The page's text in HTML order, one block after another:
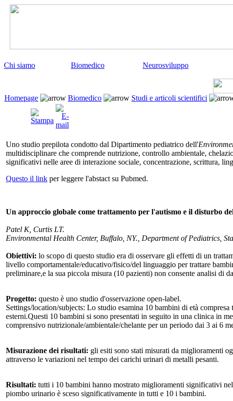
Chi siamo Biomedico Neurosviluppo
Homepage Biomedico Studi e articoli scientifici
Uno studio prepilota condotto dal Dipartimento pediatrico dell'
multidisciplinare che comprende nutrizione, controllo ambientale,
significativi nelle aree di interazione sociale, concentrazione, scrittura,
Questo il link per leggere l'abstact su Pubmed.
Un approccio globale come trattamento per l'autismo e il disturbo
Patel K, Curtis LT.
Environmental Health Center, Buffalo, NY., Department of Pediatrics,
Obiettivi: lo scopo di questo studio era di osservare gli effetti di un
livello comportamentale/educativo/fisico/del linguaggio per trattare
preliminare,e la sua piccola misura (10 pazienti) non consente analisi di
Progetto: questo è uno studio d'osservazione open-label.
Settings/location/subjects: Lo studio esamina 10 bambini di età
esterni.Questi 10 bambini si sono presentati in seguito in una clinica in
comprensivo nutrizionale/ambientale/chelante per un periodo dai 3 ai 6
Misurazione dei risultati: gli esiti sono stati misurati da miglioramenti
attraverso le variazioni nel tempo dei carichi urinari di metalli pesanti.
Risultati: tutti i 10 bambini hanno mostrato miglioramenti significativi
piombo urinario è sceso significativamente in tutti e 10 i bambini.